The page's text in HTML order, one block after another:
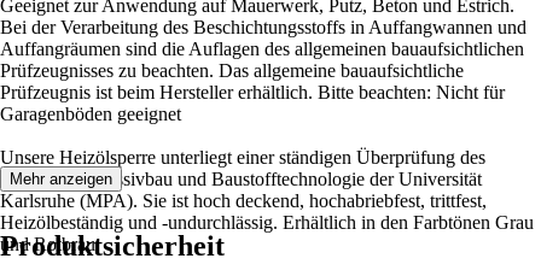
Geeignet zur Anwendung auf Mauerwerk, Putz, Beton und Estrich.
Bei der Verarbeitung des Beschichtungsstoffs in Auffangwannen und
Auffangräumen sind die Auflagen des allgemeinen bauaufsichtlichen
Prüfzeugnisses zu beachten. Das allgemeine bauaufsichtliche
Prüfzeugnis ist beim Hersteller erhältlich. Bitte beachten: Nicht für
Garagenböden geeignet
Unsere Heizölsperre unterliegt einer ständigen Überprüfung des
Instituts für Massivbau und Baustofftechnologie der Universität
Karlsruhe (MPA). Sie ist hoch deckend, hochabriebfest, trittfest,
Heizölbeständig und -undurchlässig. Erhältlich in den Farbtönen Grau
und Rotbrau.
Mehr anzeigen
Produktsicherheit